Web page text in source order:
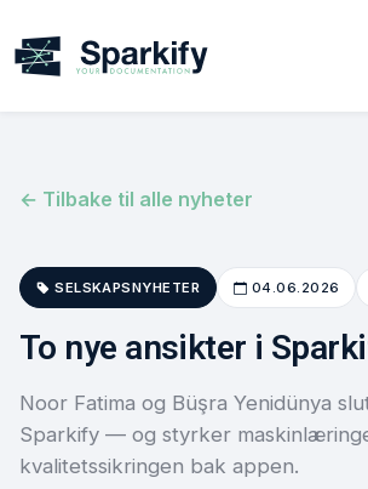
← Tilbake til alle nyheter
SELSKAPSNYHETER 04.06.2026
To nye ansikter i
Noor Fatima og Büşra Yenidünya
Sparkify — og styrker
kvalitetssikringen bak appen.